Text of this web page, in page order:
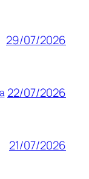
29/07/2026
22/07/2026
21/07/2026